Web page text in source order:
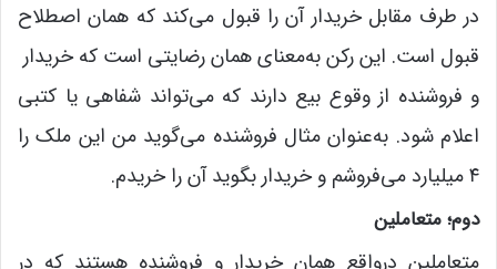
در طرف مقابل خریدار آن را قبول می‌کند که همان اصطلاح
قبول است. این رکن به‌معنای همان رضایتی است که خریدار
و فروشنده از وقوع بیع دارند که می‌تواند شفاهی یا کتبی
اعلام شود. به‌عنوان مثال فروشنده می‌گوید من این ملک را
۴ میلیارد می‌فروشم و خریدار بگوید آن را خریدم.
دوم؛ متعاملین
متعاملین درواقع همان خریدار و فروشنده هستند که در